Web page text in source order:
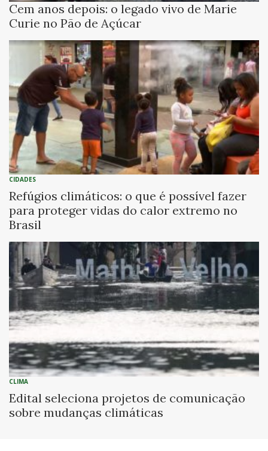
Cem anos depois: o legado vivo de Marie
Curie no Pão de Açúcar
CIDADES
Refúgios climáticos: o que é possível fazer
para proteger vidas do calor extremo no
Brasil
CLIMA
Edital seleciona projetos de comunicação
sobre mudanças climáticas